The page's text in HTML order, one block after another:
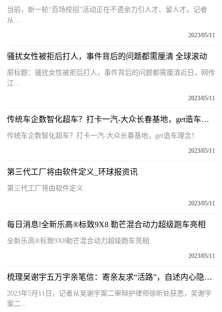
当前，新一轮“百场校招”活动正在不遗余力引人才、留人才。记者
从...
2023/05/11
骚扰女性被拒后打人，事件背后的问题都需厘清 全球滚动
原标题：骚扰女性被拒后打人，事件背后的问题都需厘清近日，网传
江...
2023/05/11
传统车企数智化超车？打卡一汽-大众长春基地，get造车理念！|今日热文
传统车企数智化超车？打卡一汽-大众长春基地，get造车理念！
2023/05/11
第三代工厂将由软件定义_环球报资讯
第三代工厂将由软件定义
2023/05/11
每日消息!全新乐高®标致9X8 勒芒混合动力超级跑车亮相
全新乐高®标致9X8勒芒混合动力超级跑车亮相
2023/05/11
梳理吴谢宇五万字亲笔信：寄亲友求“活路”，自述内心隐秘世界
2023年5月11日，记者从吴谢宇案二审辩护律师徐昕处获悉，吴谢宇
案二...